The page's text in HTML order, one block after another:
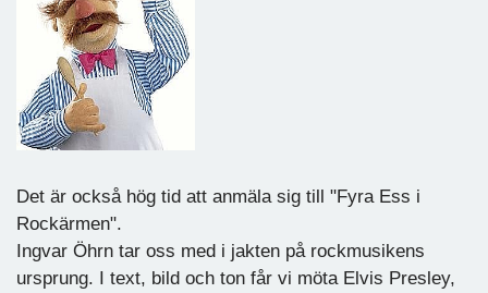
Det är också hög tid att anmäla sig till "Fyra Ess i
Rockärmen".
Ingvar Öhrn tar oss med i jakten på rockmusikens
ursprung. I text, bild och ton får vi möta Elvis Presley,